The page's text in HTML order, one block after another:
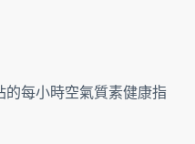
每小時空氣質素健康指